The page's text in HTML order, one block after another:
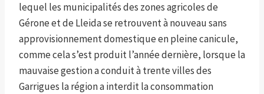
lequel les municipalités des zones agricoles de
Gérone et de Lleida se retrouvent à nouveau sans
approvisionnement domestique en pleine canicule,
comme cela s’est produit l’année dernière, lorsque la
mauvaise gestion a conduit à trente villes des
Garrigues la région a interdit la consommation